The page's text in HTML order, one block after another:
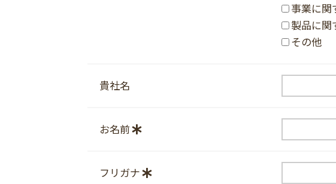
事業に関
製品に関
その他
貴社名
お名前
フリガナ